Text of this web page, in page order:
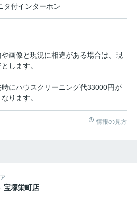
タ付インターホン
画像と現況に相違がある場合は、現
します。
にハウスクリーニング代33000円が
ります。
情報の見方
宝塚栄町店